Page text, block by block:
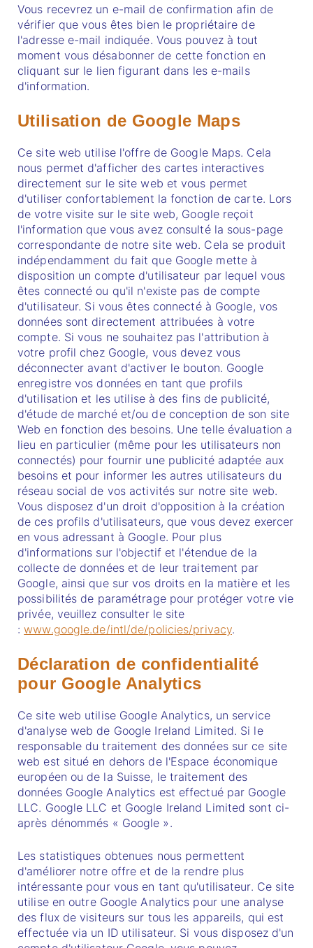
Vous recevrez un e-mail de confirmation afin de
vérifier que vous êtes bien le propriétaire de
l'adresse e-mail indiquée. Vous pouvez à tout
moment vous désabonner de cette fonction en
cliquant sur le lien figurant dans les e-mails
d'information.
Utilisation de Google Maps
Ce site web utilise l'offre de Google Maps. Cela
nous permet d'afficher des cartes interactives
directement sur le site web et vous permet
d'utiliser confortablement la fonction de carte. Lors
de votre visite sur le site web, Google reçoit
l'information que vous avez consulté la sous-page
correspondante de notre site web. Cela se produit
indépendamment du fait que Google mette à
disposition un compte d'utilisateur par lequel vous
êtes connecté ou qu'il n'existe pas de compte
d'utilisateur. Si vous êtes connecté à Google, vos
données sont directement attribuées à votre
compte. Si vous ne souhaitez pas l'attribution à
votre profil chez Google, vous devez vous
déconnecter avant d'activer le bouton. Google
enregistre vos données en tant que profils
d'utilisation et les utilise à des fins de publicité,
d'étude de marché et/ou de conception de son site
Web en fonction des besoins. Une telle évaluation a
lieu en particulier (même pour les utilisateurs non
connectés) pour fournir une publicité adaptée aux
besoins et pour informer les autres utilisateurs du
réseau social de vos activités sur notre site web.
Vous disposez d'un droit d'opposition à la création
de ces profils d'utilisateurs, que vous devez exercer
en vous adressant à Google. Pour plus
d'informations sur l'objectif et l'étendue de la
collecte de données et de leur traitement par
Google, ainsi que sur vos droits en la matière et les
possibilités de paramétrage pour protéger votre vie
privée, veuillez consulter le site
:www.google.de/intl/de/policies/privacy.
Déclaration de confidentialité
pour Google Analytics
Ce site web utilise Google Analytics, un service
d'analyse web de Google Ireland Limited. Si le
responsable du traitement des données sur ce site
web est situé en dehors de l'Espace économique
européen ou de la Suisse, le traitement des
données Google Analytics est effectué par Google
LLC. Google LLC et Google Ireland Limited sont ci-
après dénommés « Google ».
Les statistiques obtenues nous permettent
d'améliorer notre offre et de la rendre plus
intéressante pour vous en tant qu'utilisateur. Ce site
utilise en outre Google Analytics pour une analyse
des flux de visiteurs sur tous les appareils, qui est
effectuée via un ID utilisateur. Si vous disposez d'un